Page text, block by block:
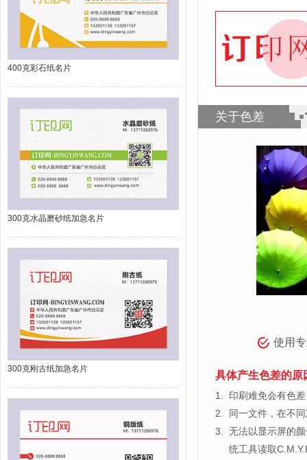
400克彩石纸名片
300克水晶磨砂纸加急名片
300克刚古纸加急名片
关于色差
使用
具体产生色差的原
1.
印刷难免会有色
2.
同一文件，在不
3.
无法以显示屏的
统工具读取